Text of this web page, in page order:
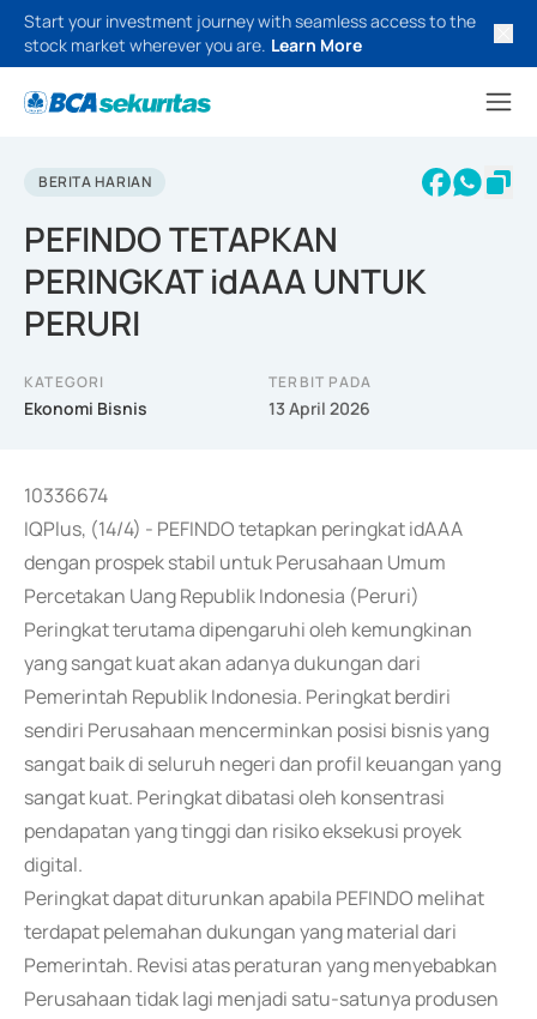
Start your investment journey with seamless access to the
stock market wherever you are. Learn More
BERITA HARIAN
PEFINDO TETAPKAN
PERINGKAT idAAA UNTUK
PERURI
KATEGORI
Ekonomi Bisnis
TERBIT PADA
13 April 2026
10336674
IQPlus, (14/4) - PEFINDO tetapkan peringkat idAAA
dengan prospek stabil untuk Perusahaan Umum
Percetakan Uang Republik Indonesia (Peruri)
Peringkat terutama dipengaruhi oleh kemungkinan
yang sangat kuat akan adanya dukungan dari
Pemerintah Republik Indonesia. Peringkat berdiri
sendiri Perusahaan mencerminkan posisi bisnis yang
sangat baik di seluruh negeri dan profil keuangan yang
sangat kuat. Peringkat dibatasi oleh konsentrasi
pendapatan yang tinggi dan risiko eksekusi proyek
digital.
Peringkat dapat diturunkan apabila PEFINDO melihat
terdapat pelemahan dukungan yang material dari
Pemerintah. Revisi atas peraturan yang menyebabkan
Perusahaan tidak lagi menjadi satu-satunya produsen